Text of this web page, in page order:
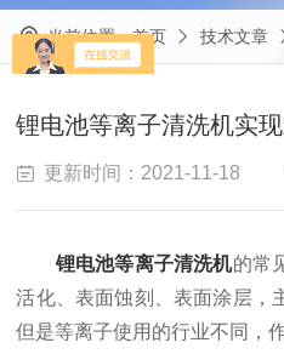
当前位置：首页 技术文章
锂电池等离子清洗机实
更新时间：2021-11-18
锂电池等离子清洗机的常
活化、表面蚀刻、表面涂层，
但是等离子使用的行业不同，